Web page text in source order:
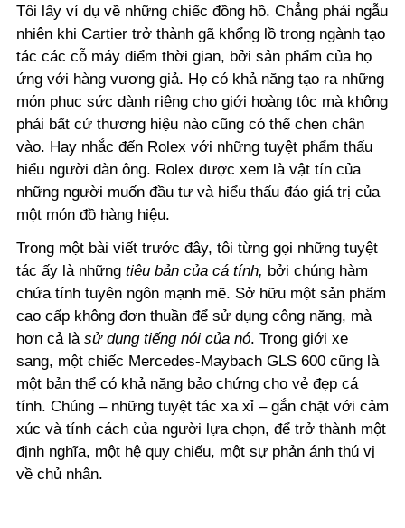
Tôi lấy ví dụ về những chiếc đồng hồ. Chẳng phải ngẫu
nhiên khi Cartier trở thành gã khổng lồ trong ngành tạo
tác các cỗ máy điểm thời gian, bởi sản phẩm của họ
ứng với hàng vương giả. Họ có khả năng tạo ra những
món phục sức dành riêng cho giới hoàng tộc mà không
phải bất cứ thương hiệu nào cũng có thể chen chân
vào. Hay nhắc đến Rolex với những tuyệt phẩm thấu
hiểu người đàn ông. Rolex được xem là vật tín của
những người muốn đầu tư và hiểu thấu đáo giá trị của
một món đồ hàng hiệu.
Trong một bài viết trước đây, tôi từng gọi những tuyệt
tác ấy là những tiêu bản của cá tính, bởi chúng hàm
chứa tính tuyên ngôn mạnh mẽ. Sở hữu một sản phẩm
cao cấp không đơn thuần để sử dụng công năng, mà
hơn cả là sử dụng tiếng nói của nó. Trong giới xe
sang, một chiếc Mercedes-Maybach GLS 600 cũng là
một bản thể có khả năng bảo chứng cho vẻ đẹp cá
tính. Chúng – những tuyệt tác xa xỉ – gắn chặt với cảm
xúc và tính cách của người lựa chọn, để trở thành một
định nghĩa, một hệ quy chiếu, một sự phản ánh thú vị
về chủ nhân.